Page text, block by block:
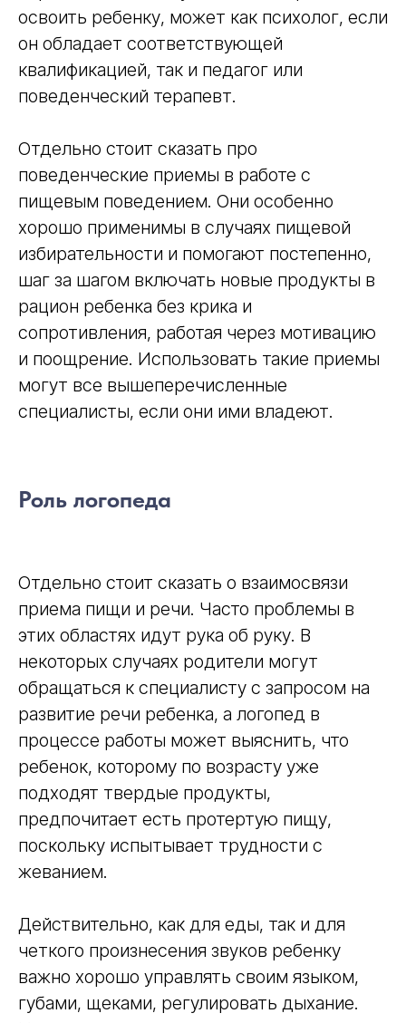
освоить ребенку, может как психолог, если
он обладает соответствующей
квалификацией, так и педагог или
поведенческий терапевт.
Отдельно стоит сказать про
поведенческие приемы в работе с
пищевым поведением. Они особенно
хорошо применимы в случаях пищевой
избирательности и помогают постепенно,
шаг за шагом включать новые продукты в
рацион ребенка без крика и
сопротивления, работая через мотивацию
и поощрение. Использовать такие приемы
могут все вышеперечисленные
специалисты, если они ими владеют.
Роль логопеда
Отдельно стоит сказать о взаимосвязи
приема пищи и речи. Часто проблемы в
этих областях идут рука об руку. В
некоторых случаях родители могут
обращаться к специалисту с запросом на
развитие речи ребенка, а логопед в
процессе работы может выяснить, что
ребенок, которому по возрасту уже
подходят твердые продукты,
предпочитает есть протертую пищу,
поскольку испытывает трудности с
жеванием.
Действительно, как для еды, так и для
четкого произнесения звуков ребенку
важно хорошо управлять своим языком,
губами, щеками, регулировать дыхание.